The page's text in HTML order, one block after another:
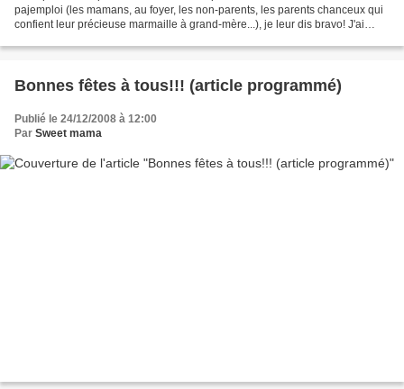
pajemploi (les mamans, au foyer, les non-parents, les parents chanceux qui
confient leur précieuse marmaille à grand-mère...), je leur dis bravo! J'ai
Bonnes fêtes à tous!!! (article programmé)
Publié le 24/12/2008 à 12:00
Par Sweet mama